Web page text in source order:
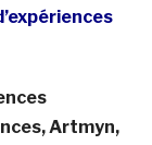
Artmyn,